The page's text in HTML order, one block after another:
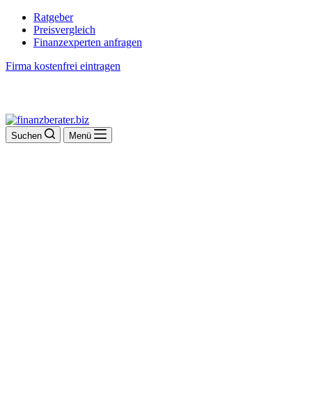
Ratgeber
Preisvergleich
Finanzexperten anfragen
Firma kostenfrei eintragen
Suchen Menü